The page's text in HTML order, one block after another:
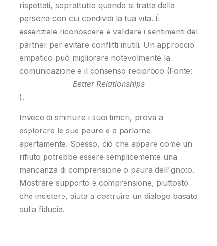
rispettati, soprattutto quando si tratta della
persona con cui condividi la tua vita. È
essenziale riconoscere e validare i sentimenti del
partner per evitare conflitti inutili. Un approccio
empatico può migliorare notevolmente la
comunicazione e il consenso reciproco (Fonte:
Better Relationships
).
Invece di sminuire i suoi timori, prova a
esplorare le sue paure e a parlarne
apertamente. Spesso, ciò che appare come un
rifiuto potrebbe essere semplicemente una
mancanza di comprensione o paura dell’ignoto.
Mostrare supporto e comprensione, piuttosto
che insistere, aiuta a costruire un dialogo basato
sulla fiducia.